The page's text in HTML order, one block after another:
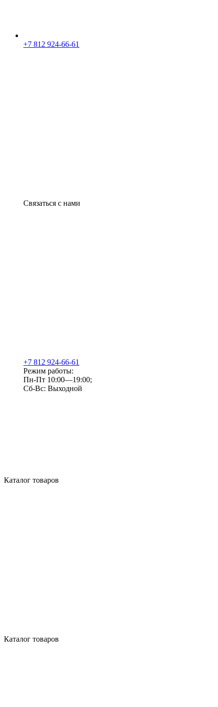
+7 812 924-66-61
Связаться с нами
+7 812 924-66-61
Режим работы:
Пн-Пт 10:00—19:00;
Сб-Вс: Выходной
Каталог товаров
Каталог товаров